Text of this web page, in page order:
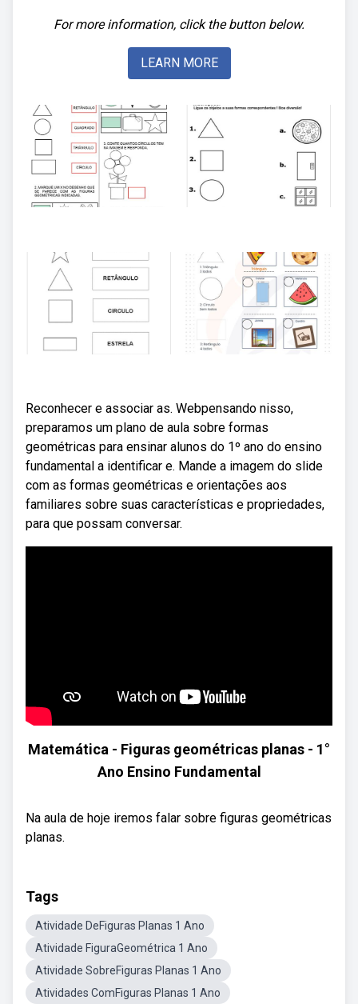
For more information, click the button below.
LEARN MORE
Reconhecer e associar as. Webpensando nisso,
preparamos um plano de aula sobre formas
geométricas para ensinar alunos do 1º ano do ensino
fundamental a identificar e. Mande a imagem do slide
com as formas geométricas e orientações aos
familiares sobre suas características e propriedades,
para que possam conversar.
Matemática - Figuras geométricas planas - 1°
Ano Ensino Fundamental
Na aula de hoje iremos falar sobre figuras geométricas
planas.
Tags
Atividade DeFiguras Planas 1 Ano
Atividade FiguraGeométrica 1 Ano
Atividade SobreFiguras Planas 1 Ano
Atividades ComFiguras Planas 1 Ano